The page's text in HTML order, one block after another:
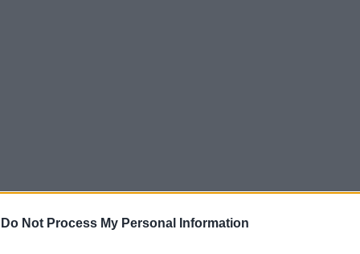
Do Not Process My Personal Information